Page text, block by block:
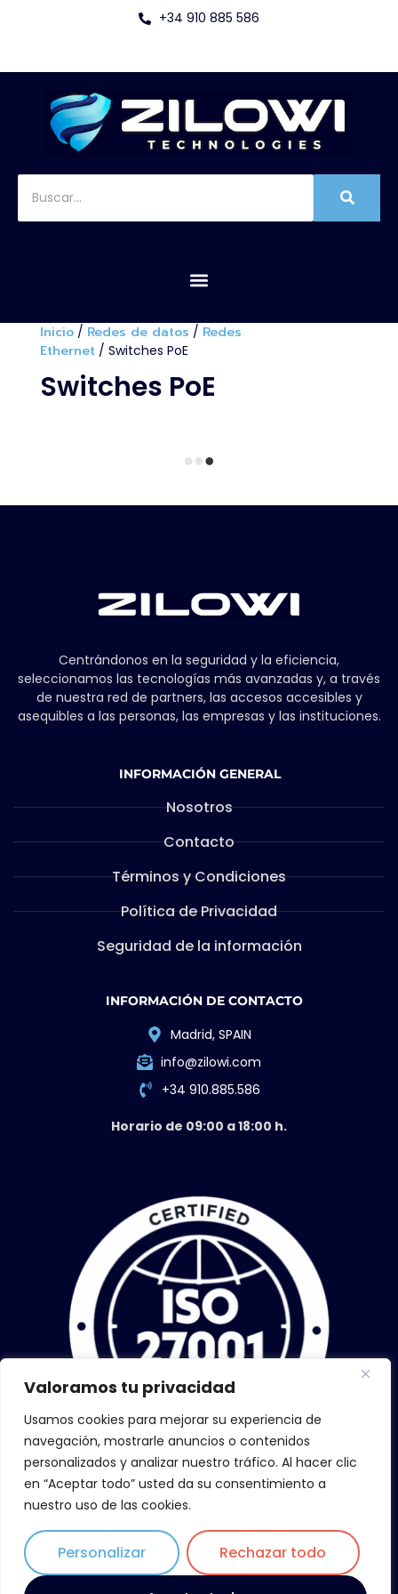
Valoramos tu privacidad
Usamos cookies para mejorar su experiencia de
navegación, mostrarle anuncios o contenidos
personalizados y analizar nuestro tráfico. Al hacer clic
en “Aceptar todo” usted da su consentimiento a
nuestro uso de las cookies.
Personalizar Rechazar todo
+34 910 885 586
Inicio/ Redes de datos / Redes
Ethernet/ Switches PoE
Switches PoE
Centrándonos en la seguridad y la eficiencia,
seleccionamos las tecnologías más avanzadas y, a través
de nuestra red de partners, las accesos accesibles y
asequibles a las personas, las empresas y las instituciones.
INFORMACIÓN GENERAL
Nosotros
Contacto
Términos y Condiciones
Política de Privacidad
Seguridad de la información
INFORMACIÓN DE CONTACTO
Madrid, SPAIN
info@zilowi.com
+34 910.885.586
Horario de 09:00 a 18:00 h.
Copyright © 2026 ZiLoWi, todos los derechos reservados